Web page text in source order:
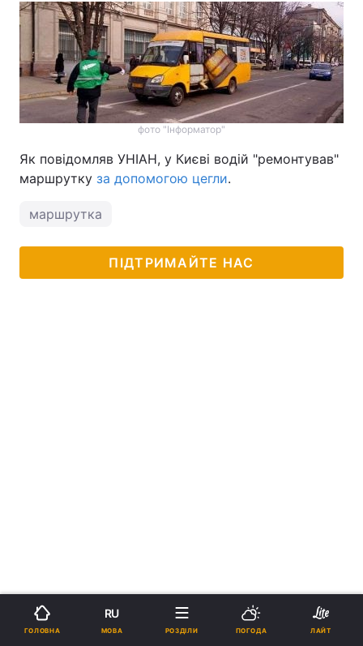
фото "Інформатор"
Як повідомляв УНІАН, у Києві водій "ремонтував"
маршрутку за допомогою цегли.
маршрутка
ПІДТРИМАЙТЕ НАС
ГОЛОВНА
RU
МОВА РОЗДІЛИ ПОГОДА ЛАЙТ